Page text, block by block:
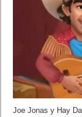
Joe Jonas y Hay